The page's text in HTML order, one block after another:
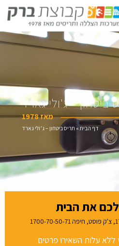
ביטחון – ג'ולי גארד
מאז 1978
דף הבית » תריס ביטחון – ג’ולי גארד
את הבית
ללא עלות השאירו פרטים